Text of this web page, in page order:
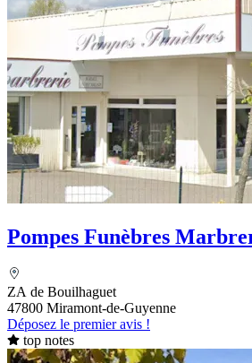
Pompes Funèbres
ZA de Bouilhaguet
47800 Miramont-de-Guyenne
Déposez le premier avis !
top notes